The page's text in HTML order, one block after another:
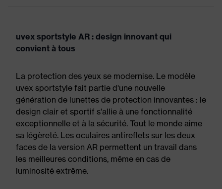
uvex sportstyle AR : design innovant qui
convient à tous
La protection des yeux se modernise. Le modèle
uvex sportstyle fait partie d'une nouvelle
génération de lunettes de protection innovantes : le
design clair et sportif s'allie à une fonctionnalité
exceptionnelle et à la sécurité. Tout le monde aime
sa légèreté. Les oculaires antireflets sur les deux
faces de la version AR permettent un travail dans
les meilleures conditions, même en cas de
luminosité extrême.